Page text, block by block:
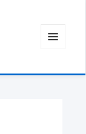
WIDGETS